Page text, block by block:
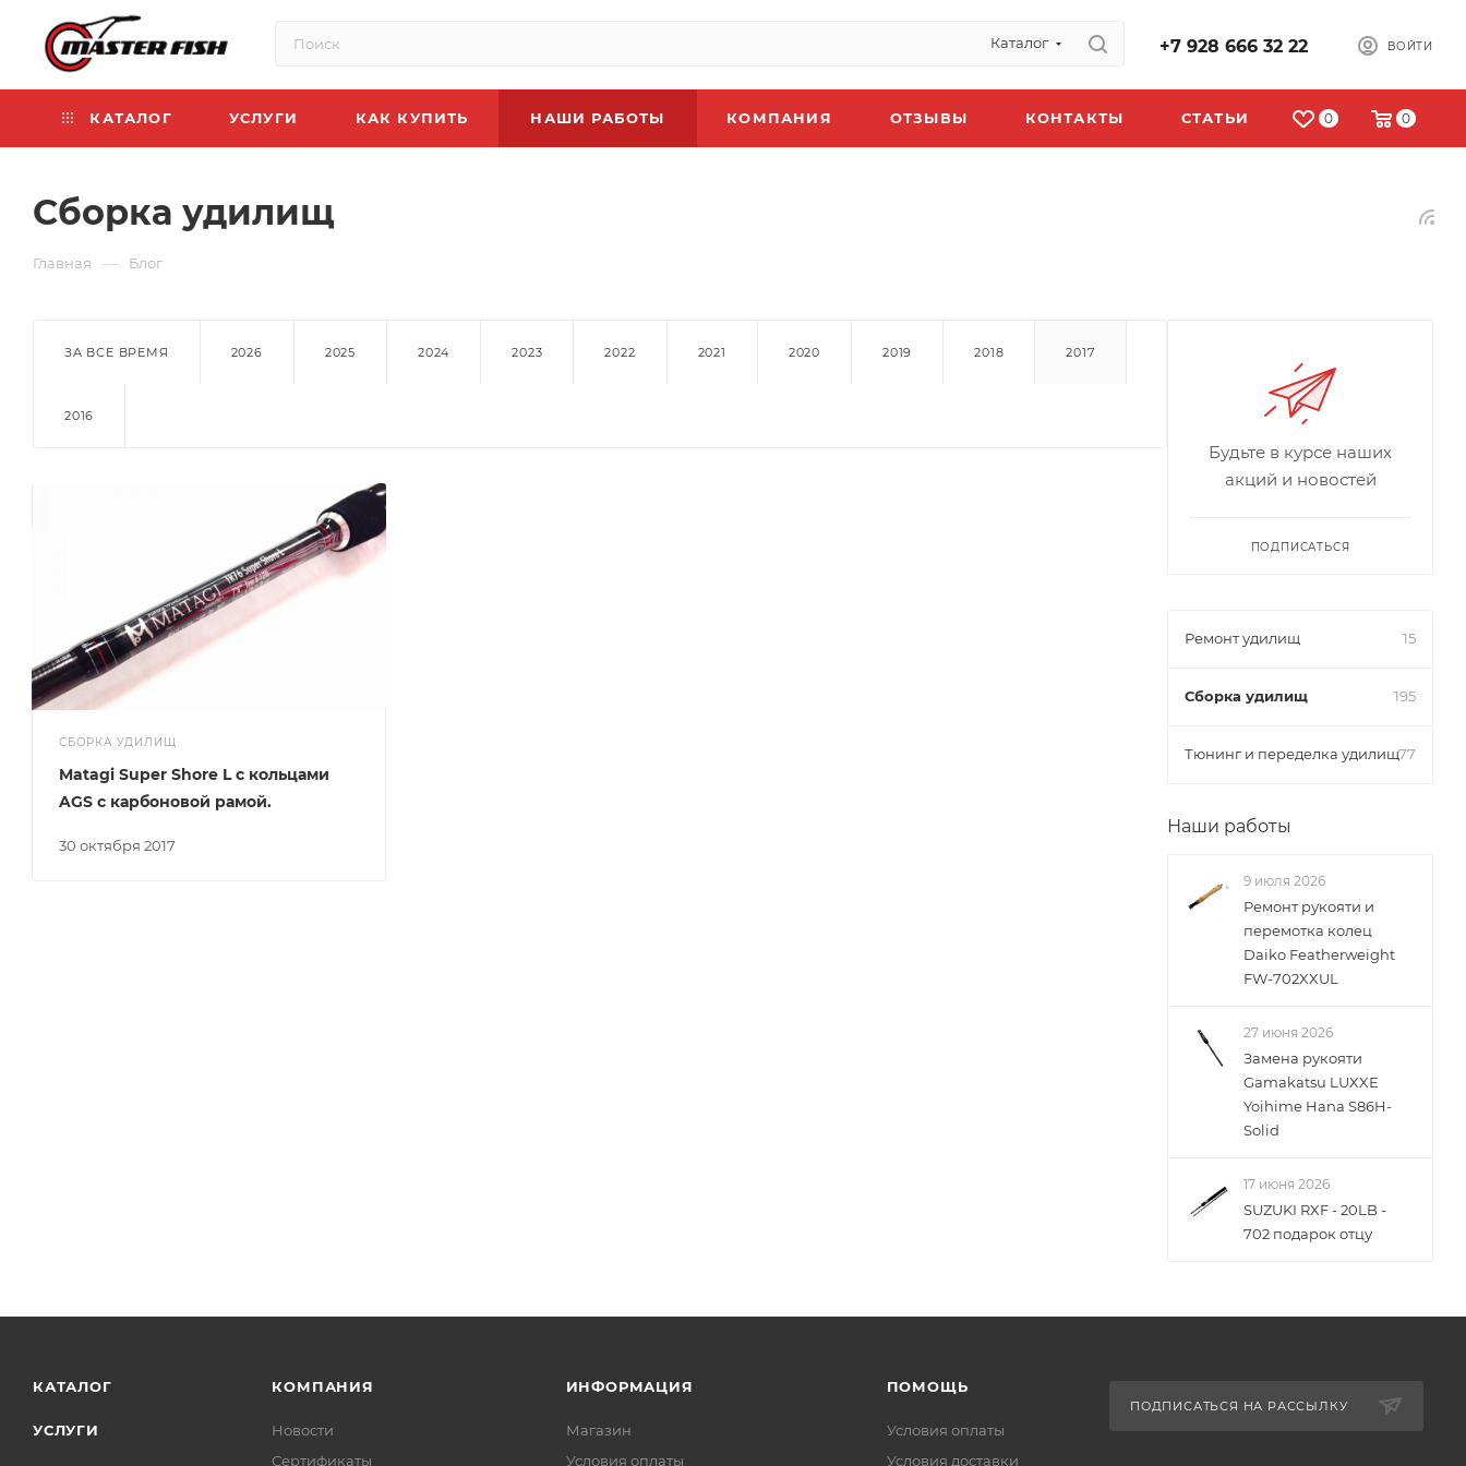
Каталог +7 928 666 32 22 ВОЙТИ
0 0
КАТАЛОГ УСЛУГИ КАК КУПИТЬ НАШИ РАБОТЫ КОМПАНИЯ ОТЗЫВЫ КОНТАКТЫ СТАТЬИ
Сборка удилищ
Главная — Блог
ЗА ВСЕ ВРЕМЯ 2026 2025 2024 2023 2022 2021 2020 2019 2018 2017
2016
СБОРКА УДИЛИЩ
30 октября 2017
Matagi Super Shore L с кольцами
AGS с карбоновой рамой.
Будьте в курсе наших
акций и новостей
ПОДПИСАТЬСЯ
Ремонт удилищ 15
Сборка удилищ 195
Тюнинг и переделка удилищ77
Наши работы
9 июля 2026
Ремонт рукояти и
перемотка колец
Daiko Featherweight
FW-702XXUL
27 июня 2026
Замена рукояти
Gamakatsu LUXXE
Yoihime Hana S86H-
Solid
17 июня 2026
SUZUKI RXF - 20LB -
702 подарок отцу
КАТАЛОГ
УСЛУГИ
КОМПАНИЯ
Новости
Сертификаты
ИНФОРМАЦИЯ
Магазин
Условия оплаты
ПОМОЩЬ
Условия оплаты
Условия доставки
ПОДПИСАТЬСЯ НА РАССЫЛКУ